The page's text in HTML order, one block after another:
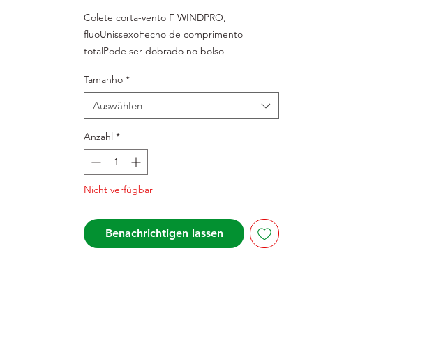
Colete corta-vento F WINDPRO,
fluoUnissexoFecho de comprimento
totalPode ser dobrado no bolso
protegidoBainha elástica ao redor dos
ombros e bainha inferiorMaterial: 100%
poliéster
Tamanho *
Auswählen
Anzahl *
Nicht verfügbar
Benachrichtigen lassen